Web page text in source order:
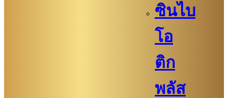
ซินไบ
โอ
ติก
พลัส